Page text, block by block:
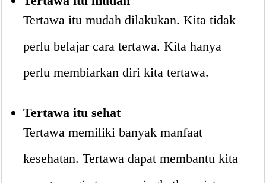
Tertawa itu mudah dilakukan. Kita tidak
perlu belajar cara tertawa. Kita hanya
perlu membiarkan diri kita tertawa.
Tertawa itu sehat
Tertawa memiliki banyak manfaat
kesehatan. Tertawa dapat membantu kita